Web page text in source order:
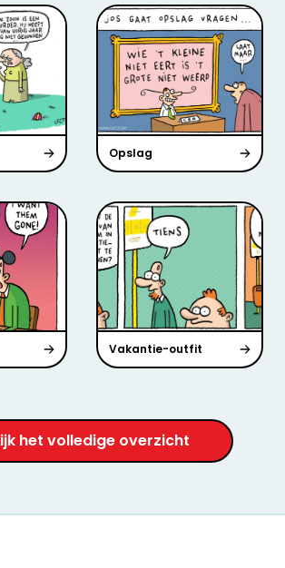
Opslag
Vakantie-outfit
het volledige overzicht